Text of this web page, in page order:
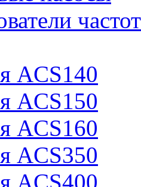
ACS140
ACS150
ACS160
ACS350
ACS400